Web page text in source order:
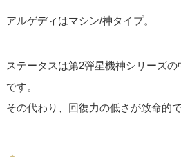
アルゲディはマシン/神タイプ。
ステータスは第2弾星機神シリーズの
です。
その代わり、回復力の低さが致命的で